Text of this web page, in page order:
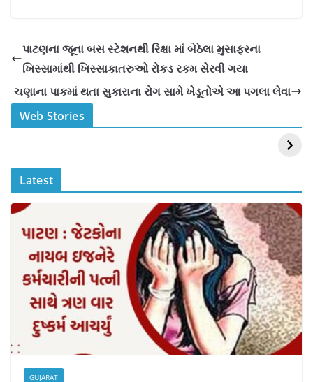
e
b
o
o
k
s
A
p
p
y
Li
n
e
પાટણના જૂના બસ સ્ટેશનથી રિક્ષા માં બેઠેલા મુસાફરના
ખિસ્સામાંથી ખિસ્સાકાતરુઓ રોકડ રકમ સેરવી ગયા
ચણાના પાકમાં થતા સુકારાના રોગ સામે ખેડૂતોએ આ પગલા લેવા
Web Stories
स्वीमिंग पूल में बिकिनी पहन
Mouni Roy ने लगाई
DOMS IPO
Latest
GUJARAT